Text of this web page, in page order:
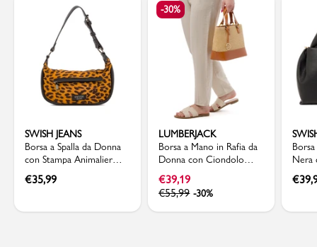
SWISH JEANS
Borsa a Spalla da Donna
con Stampa Animalier
Swish Jeans
€35,99
-30%
LUMBERJACK
Borsa a Mano in Rafia da
Donna con Ciondolo
rimovibile Logo
Lumberjack
€39,19
€55,99 -30%
Nera
€